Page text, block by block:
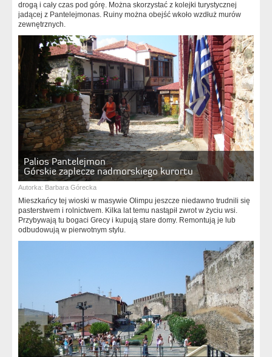
drogą i cały czas pod górę. Można skorzystać z kolejki turystycznej
jadącej z Pantelejmonas. Ruiny można obejść wkoło wzdłuż murów
zewnętrznych.
Palios Pantelejmon
Górskie zaplecze nadmorskiego kurortu
Autorka: Barbara Górecka
Mieszkańcy tej wioski w masywie Olimpu jeszcze niedawno trudnili się
pasterstwem i rolnictwem. Kilka lat temu nastąpił zwrot w życiu wsi.
Przybywają tu bogaci Grecy i kupują stare domy. Remontują je lub
odbudowują w pierwotnym stylu.